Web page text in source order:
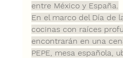
entre México y España.
En el marco del Día de
cocinas con raíces
encontrarán en una
PEPE , mesa española,